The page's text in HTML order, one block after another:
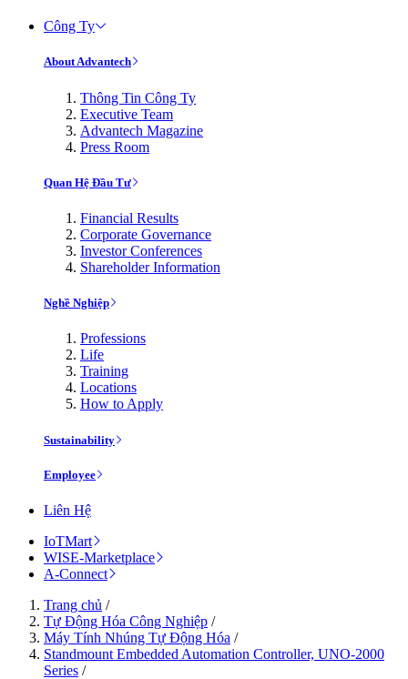
Công Ty
About Advantech
Thông Tin Công Ty
Executive Team
Advantech Magazine
Press Room
Quan Hệ Đầu Tư
Financial Results
Corporate Governance
Investor Conferences
Shareholder Information
Nghề Nghiệp
Professions
Life
Training
Locations
How to Apply
Sustainability
Employee
Liên Hệ
IoTMart
WISE-Marketplace
A-Connect
Trang chủ /
Tự Động Hóa Công Nghiệp /
Máy Tính Nhúng Tự Động Hóa /
Standmount Embedded Automation Controller, UNO-2000
Series /